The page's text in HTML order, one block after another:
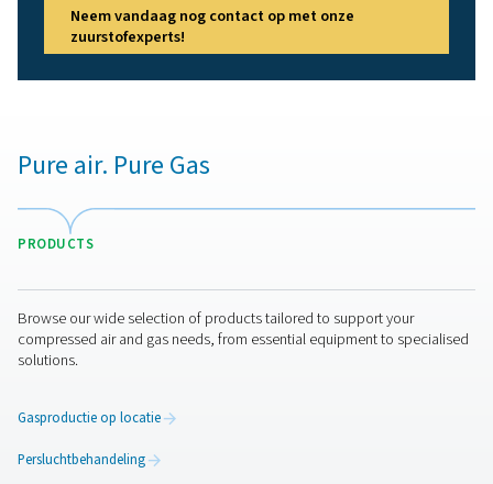
7 belangrijke tips voor
gasopwekking
Deze zeven tips voor energiebesparing bij de